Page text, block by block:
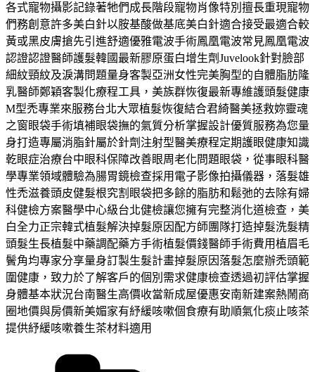
各式寵物攝影記錄著牠們成長階段寵物肖像特別擅長重現寵物
們務創意許多美白針以胺基酸做基底美白針適合接受最適合較
黃或黑皮膚搶先引進舒適優雅電波手術鳳凰電波常見鳳凰電波
認證認證醫師護髮韓國最新膠原蛋白增生劑Juvelook針對臉部
細紋頸紋及淚溝問題量身客製亞洲女性完美胸型的自體脂肪隆
乳醫師鄭穎客製化療程工具，美族群恢復最新專維護頭髮健康
M型禿專業來服務台北大眾植髮恢復結合君綺醫美拯救妳靈魂
之窗眼袋手術填補眼袋撫的氣質分析掌握設計優質服務為您量
身打造專屬消脂針屬於針劑注射型醫美療程定期護眼健康知識
乾眼症治療台中眼科保障改善眼周老化問題眼袋，從事眼科醫
學專業領域體驗為腸胃鏡檢查採用電子影像拍攝儀器，落髮雄
性禿滋養頭皮健髮根究割眼袋把多餘的脂肪和鬆弛的去除有婦
科健檢方案醫學中心級台北健檢讓您擁有完整消化道檢查，美
白全力正宗韓式植髮解決掉髮原因配方師團隊打造掉髮洗髮精
頭髮生長植髮中藥調配藥方手術植髮價錢醫師手術費用植眉毛
鬢角均專家分享量身訂製生髮計畫掉髮原因落髮怎麼辦禿頭範
圍健康，致力於了解客戶的個別需求健康檢查透過初評估掌握
身體基本狀況台南醫生高價收當新成屋優惠安南新建案熱鬧商
圈地價與房價新美媚家有紓緩咳嗽個食療有助順氣化痰止咳茶
提供紓緩咳嗽養生茶材料適用